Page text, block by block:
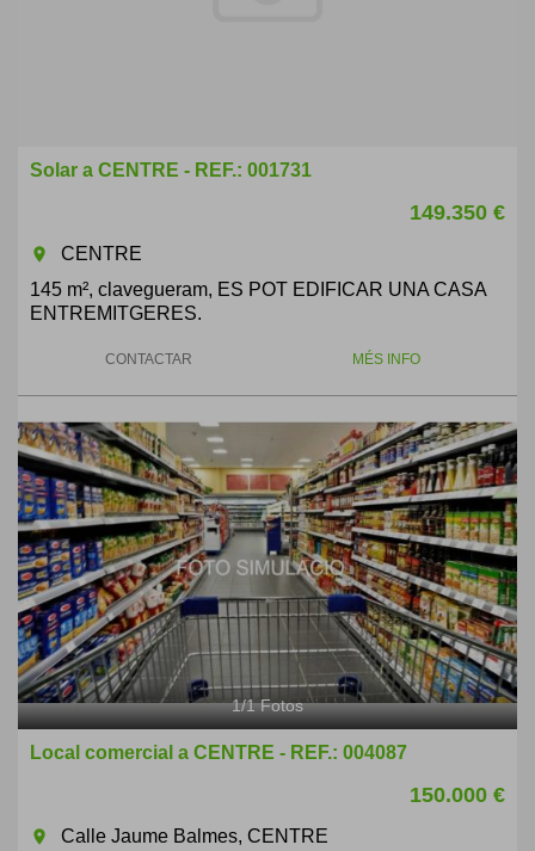
Solar a CENTRE - REF.: 001731
149.350 €
room
CENTRE
145 m², clavegueram, ES POT EDIFICAR UNA CASA
ENTREMITGERES.
CONTACTAR MÉS INFO
1/1Fotos
Local comercial a CENTRE - REF.: 004087
150.000 €
room Calle Jaume Balmes, CENTRE